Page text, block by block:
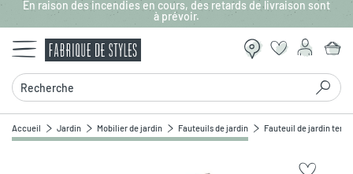
Aller au contenu principal
En raison des incendies en cours, des retards de livraison sont
à prévoir.
Recherche
Accueil Jardin Mobilier de jardin Fauteuils de jardin Fauteuil de jardin